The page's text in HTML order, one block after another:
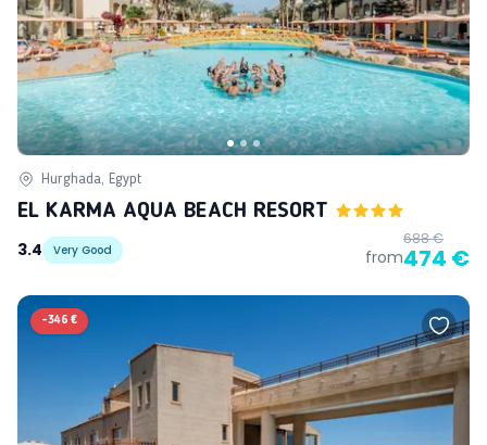
Hurghada, Egypt
EL KARMA AQUA BEACH RESORT
3.4
Very Good from
688 €
474 €
-346 €